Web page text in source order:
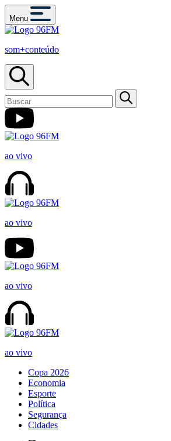
Menu
som+conteúdo
ao vivo
ao vivo
ao vivo
ao vivo
Copa 2026
Economia
Esporte
Política
Segurança
Cidades